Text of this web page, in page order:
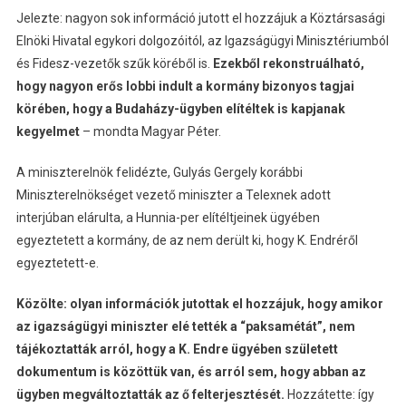
Jelezte: nagyon sok információ jutott el hozzájuk a Köztársasági
Elnöki Hivatal egykori dolgozóitól, az Igazságügyi Minisztériumból
és Fidesz-vezetők szűk köréből is.
Ezekből rekonstruálható,
hogy nagyon erős lobbi indult a kormány bizonyos tagjai
körében, hogy a Budaházy-ügyben elítéltek is kapjanak
kegyelmet– mondta Magyar Péter.
A miniszterelnök felidézte, Gulyás Gergely korábbi
Miniszterelnökséget vezető miniszter a Telexnek adott
interjúban elárulta, a Hunnia-per elítéltjeinek ügyében
egyeztetett a kormány, de az nem derült ki, hogy K. Endréről
egyeztetett-e.
Közölte: olyan információk jutottak el hozzájuk, hogy amikor
az igazságügyi miniszter elé tették a “paksamétát”, nem
tájékoztatták arról, hogy a K. Endre ügyében született
dokumentum is közöttük van, és arról sem, hogy abban az
ügyben megváltoztatták az ő felterjesztését. Hozzátette: így